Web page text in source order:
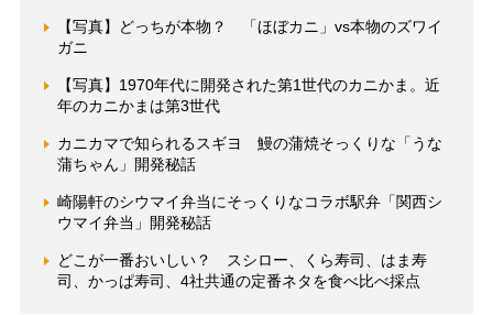
【写真】どっちが本物？ 「ほぼカニ」vs本物のズワイ
ガニ
【写真】1970年代に開発された第1世代のカニかま。近
年のカニかまは第3世代
カニカマで知られるスギヨ 鰻の蒲焼そっくりな「うな
蒲ちゃん」開発秘話
崎陽軒のシウマイ弁当にそっくりなコラボ駅弁「関西シ
ウマイ弁当」開発秘話
どこが一番おいしい？ スシロー、くら寿司、はま寿
司、かっぱ寿司、4社共通の定番ネタを食べ比べ採点